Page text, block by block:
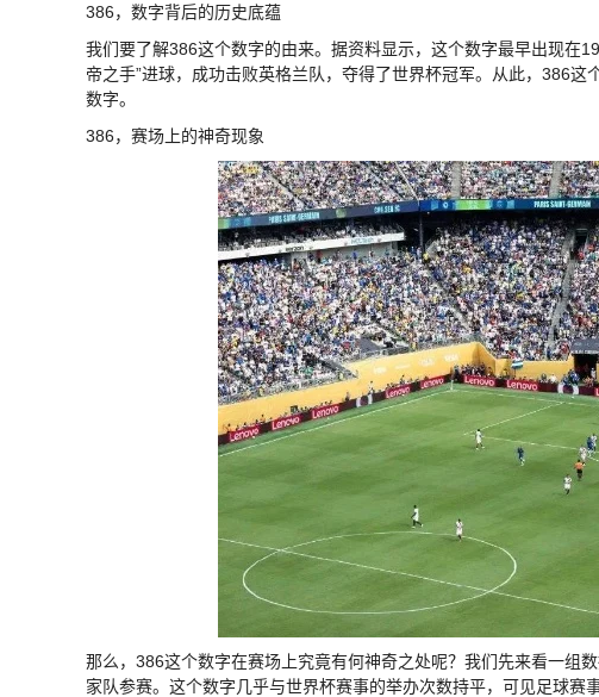
386，数字背后的历史底蕴
我们要了解386这个数字的由来。据资料显示，这个数字最早出现在
帝之手”进球，成功击败英格兰队，夺得了世界杯冠军。从此，386
数字。
386，赛场上的神奇现象
那么，386这个数字在赛场上究竟有何神奇之处呢？我们先来看一组
家队参赛。这个数字几乎与世界杯赛事的举办次数持平，可见足球赛